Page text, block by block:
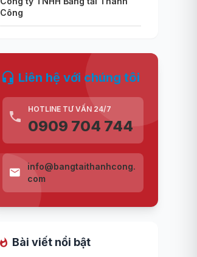
Công
Liên hệ với chúng tôi
HOTLINE TƯ VẤN 24/7
0909 704 744
info@bangtaithanhcong.
com
Bài viết nổi bật